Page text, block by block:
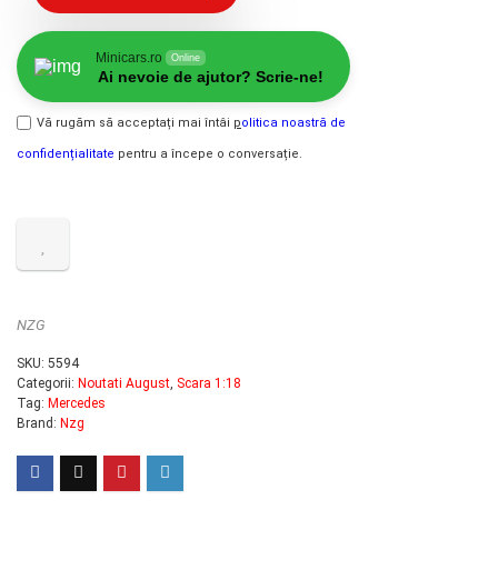
Minicars.ro Online
Ai nevoie de ajutor? Scrie-ne!
Vă rugăm să acceptați mai întâi politica noastră de
confidențialitate pentru a începe o conversație.
NZG
SKU: 5594
Categorii: Noutati August, Scara 1:18
Tag: Mercedes
Brand: Nzg